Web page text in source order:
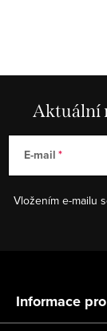
s
Aktuální
E-mail
Vložením e-mailu
p
Informace